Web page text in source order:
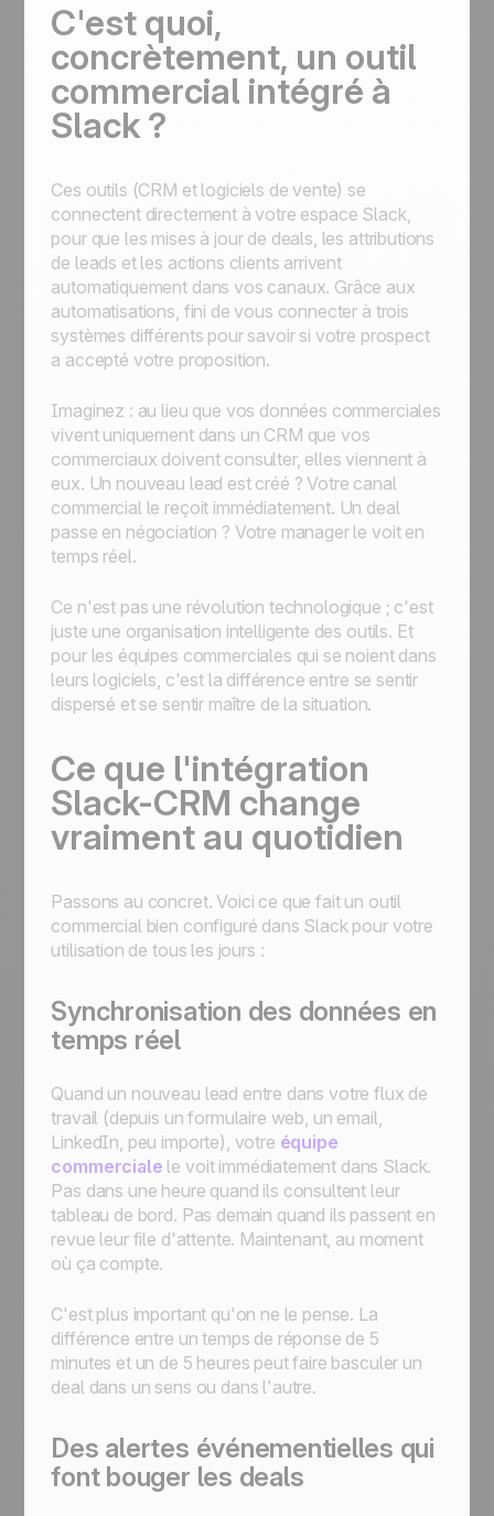
C'est quoi,
concrètement, un outil
commercial intégré à
Slack ?
Ces outils (CRM et logiciels de vente) se
connectent directement à votre espace Slack,
pour que les mises à jour de deals, les attributions
de leads et les actions clients arrivent
automatiquement dans vos canaux. Grâce aux
automatisations, fini de vous connecter à trois
systèmes différents pour savoir si votre prospect
a accepté votre proposition.
Imaginez : au lieu que vos données commerciales
vivent uniquement dans un CRM que vos
commerciaux doivent consulter, elles viennent à
eux. Un nouveau lead est créé ? Votre canal
commercial le reçoit immédiatement. Un deal
passe en négociation ? Votre manager le voit en
temps réel.
Ce n'est pas une révolution technologique ; c'est
juste une organisation intelligente des outils. Et
pour les équipes commerciales qui se noient dans
leurs logiciels, c'est la différence entre se sentir
dispersé et se sentir maître de la situation.
Ce que l'intégration
Slack-CRM change
vraiment au quotidien
Passons au concret. Voici ce que fait un outil
commercial bien configuré dans Slack pour votre
utilisation de tous les jours :
Synchronisation des données en
temps réel
Quand un nouveau lead entre dans votre flux de
travail (depuis un formulaire web, un email,
LinkedIn, peu importe), votre équipe
commerciale le voit immédiatement dans Slack.
Pas dans une heure quand ils consultent leur
tableau de bord. Pas demain quand ils passent en
revue leur file d'attente. Maintenant, au moment
où ça compte.
C'est plus important qu'on ne le pense. La
différence entre un temps de réponse de 5
minutes et un de 5 heures peut faire basculer un
deal dans un sens ou dans l'autre.
Des alertes événementielles qui
font bouger les deals